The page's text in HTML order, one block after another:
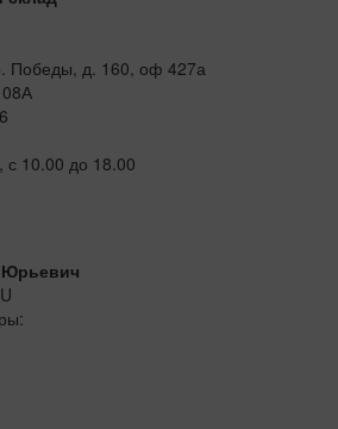
Победы, д. 160, оф 427а
10.00 до 18.00